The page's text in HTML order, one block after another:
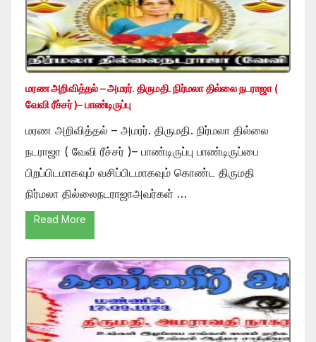
மரண அறிவித்தல் – அமரர். திருமதி. நிர்மலா தில்லை நடராஜா (
வேவி ரீச்சர் )– பாண்டிருப்பு
மரண அறிவித்தல் – அமரர். திருமதி. நிர்மலா தில்லை
நடராஜா ( வேவி ரீச்சர் )– பாண்டிருப்பு பாண்டிருப்பை
பிறப்பிடமாகவும் வசிப்பிடமாகவும் கொண்ட திருமதி
நிர்மலா தில்லைநடராஜாஅவர்கள் …
Read More